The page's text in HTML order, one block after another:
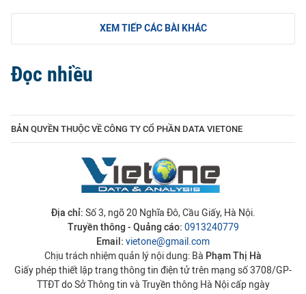
XEM TIẾP CÁC BÀI KHÁC
Đọc nhiều
BẢN QUYỀN THUỘC VỀ CÔNG TY CỔ PHẦN DATA VIETONE
Địa chỉ: Số 3, ngõ 20 Nghĩa Đô, Cầu Giấy, Hà Nội.
Truyền thông - Quảng cáo: 0913240779
Email: vietone@gmail.com
Chịu trách nhiệm quản lý nội dung: Bà Phạm Thị Hà
Giấy phép thiết lập trang thông tin điện tử trên mạng số 3708/GP-
TTĐT do Sở Thông tin và Truyền thông Hà Nội cấp ngày